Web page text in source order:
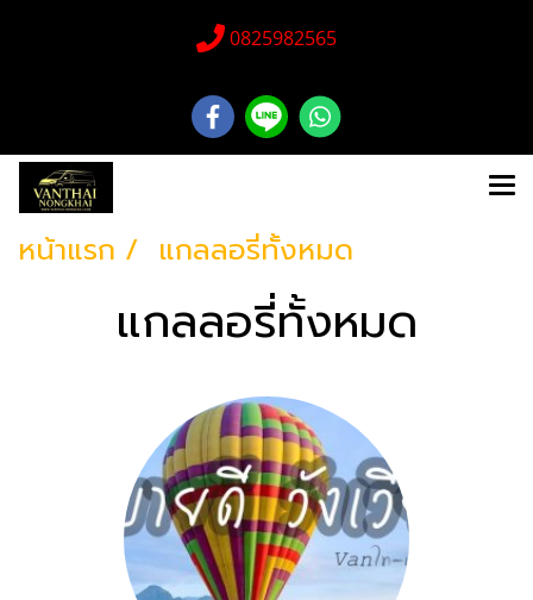
0825982565
หน้าแรก แกลลอรี่ทั้งหมด
แกลลอรี่ทั้งหมด